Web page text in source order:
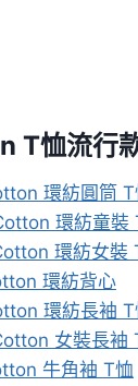
恤流行
環紡圓筒 T
環紡童裝
環紡女裝
環紡背心
環紡長袖 T
女裝長袖
牛角袖 T恤